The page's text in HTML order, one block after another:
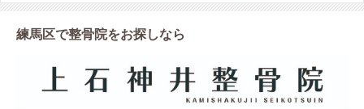
練馬区で整骨院をお探しなら